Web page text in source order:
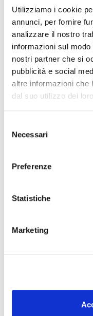
Utilizziamo i cookie
annunci, per fornire
analizzare il nostro
informazioni sul
nostri partner che si
pubblicità e social
altre informazioni che
dal suo utilizzo dei
delNecessari
Preferenze
Statistiche
Marketing
A fenyőerdő elején
medence közelében.